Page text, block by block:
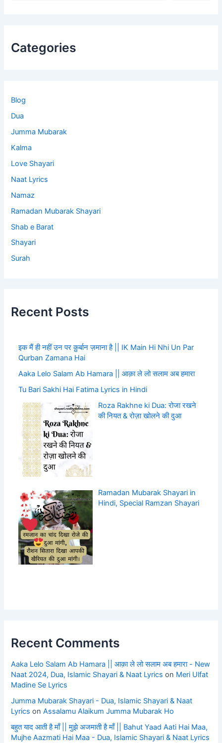
Categories
Blog
Dua
Jumma Mubarak
Kalma
Love Shayari
Naat Lyrics
Namaz
Ramadan Mubarak Shayari
Shab e Barat
Shayari
Surah
Recent Posts
इक मैं ही नहीं उन पर क़ुर्बान ज़माना है || IK Main Hi Nhi Un Par
Qurban Zamana Hai
Aaka Lelo Salam Ab Hamara || आक़ा ले लो सलाम अब हमारा
Tu Bari Sakhi Hai Fatima Lyrics in Hindi
Roza Rakhne ki Dua: रोजा रखने
की नियत & रोज़ा खोलने की दुआ
Ramadan Mubarak Shayari in
Hindi, Special Ramzan Shayari
Recent Comments
Aaka Lelo Salam Ab Hamara || आक़ा ले लो सलाम अब हमारा - New
Naat 2024, Dua, Islamic Shayari & Naat Lyrics on Meri Ulfat
Madine Se Lyrics
Jumma Mubarak Shayari - Dua, Islamic Shayari & Naat
Lyrics onAssalamu Alaikum Jumma Mubarak Ho
बहुत याद आती है माँ || मुझे अजमाती है माँ || Bahut Yaad Aati Hai Maa,
Mujhe Aazmati Hai Maa - Dua, Islamic Shayari & Naat Lyrics